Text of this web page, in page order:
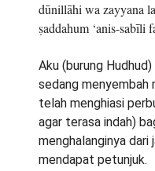
dūnillāhi wa zayyana
ṣaddahum ‘anis-sabīli
Aku (burung
sedang menyembah
telah menghiasi
agar terasa indah)
menghalanginya
mendapat petunjuk.